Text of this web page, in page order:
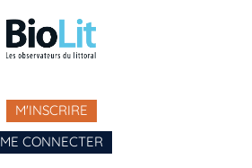
M'INSCRIRE
ME CONNECTER